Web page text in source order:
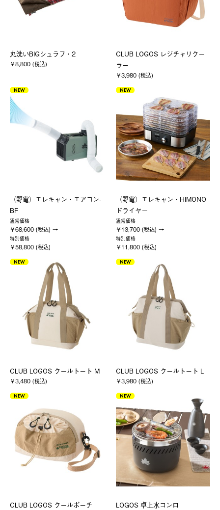
丸洗いBIGシュラフ・2
￥8,800 (税込)
CLUB LOGOS レジチャリクー
ラー
￥3,980 (税込)
NEW
（野電）エレキャン・エアコン-
BF
通常価格
￥68,600 (税込)
特別価格
￥58,800 (税込)
NEW
（野電）エレキャン・HIMONO
ドライヤー
通常価格
￥13,700 (税込)
特別価格
￥11,800 (税込)
NEW
CLUB LOGOS クールトート M
￥3,480 (税込)
NEW
CLUB LOGOS クールトート L
￥3,980 (税込)
NEW
CLUB LOGOS クールポーチ
NEW
LOGOS 卓上水コンロ